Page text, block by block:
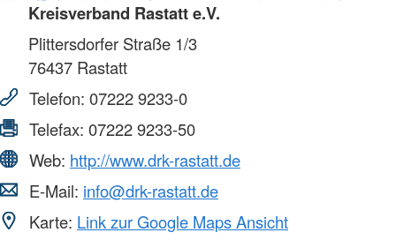
Kreisverband Rastatt e.V.
Plittersdorfer Straße 1/3
76437 Rastatt
Telefon: 07222 9233-0
Telefax: 07222 9233-50
Web: http://www.drk-rastatt.de
E-Mail: info@drk-rastatt.de
Karte: Link zur Google Maps Ansicht